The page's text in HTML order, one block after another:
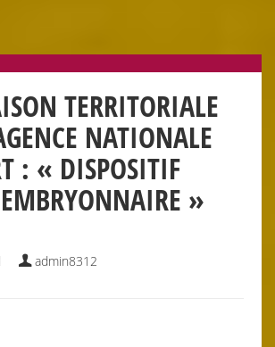
TERRITORIALE
NATIONALE
: « DISPOSITIF
»
admin8312